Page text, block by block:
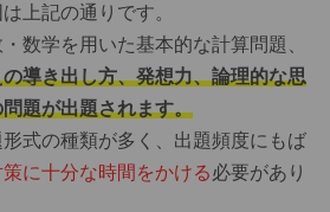
上記の通りです。
数学を用いた基本的な計算問題、
導き出し方、発想力、論理的な思
題が出題されます。
式の種類が多く、出題頻度にもば
策に十分な時間をかける必要があり